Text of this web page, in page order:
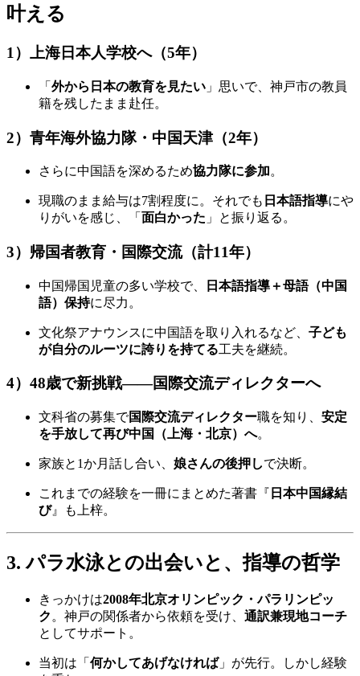
叶える
1）上海日本人学校へ（5年）
「 外から日本の教育を見たい 」思いで、神戸市の教員
籍を残したまま赴任。
2）青年海外協力隊・中国天津（2年）
さらに中国語を深めるため協力隊に参加。
現職のまま給与は7割程度に。それでも 日本語指導にや
りがいを感じ、「 面白かった 」と振り返る。
3）帰国者教育・国際交流（計11年）
中国帰国児童の多い学校で、
日本語指導＋母語（中国
語）保持に尽力。
文化祭アナウンスに中国語を取り入れるなど、 子ども
が自分のルーツに誇りを持てる工夫を継続。
4）48歳で新挑戦——国際交流ディレクターへ
文科省の募集で国際交流ディレクター職を知り、 安定
を手放して再び中国（上海・北京）へ。
家族と1か月話し合い、 娘さんの後押しで決断。
これまでの経験を一冊にまとめた著書『 日本中国縁結
び』も上梓。
3. パラ水泳との出会いと、指導の哲学
きっかけは2008年北京オリンピック・パラリンピッ
ク 。神戸の関係者から依頼を受け、 通訳兼現地コーチ
としてサポート。
当初は「 何かしてあげなければ」が先行。しかし経験